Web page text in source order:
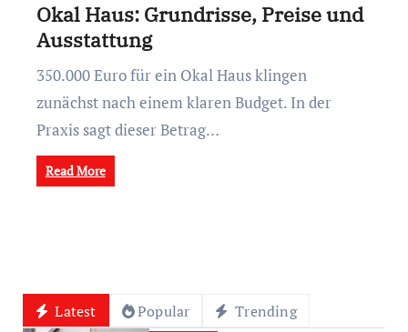
Okal Haus: Grundrisse, Preise und
Ausstattung
350.000 Euro für ein Okal Haus klingen
zunächst nach einem klaren Budget. In der
Praxis sagt dieser Betrag…
Read More
Latest Popular Trending